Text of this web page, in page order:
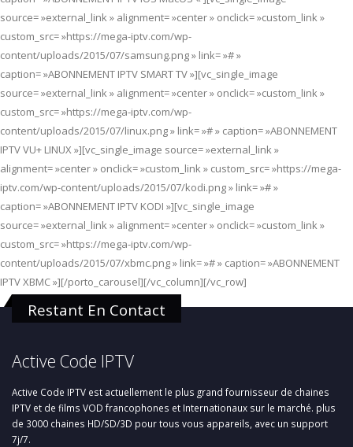
source= »external_link » alignment= »center » onclick= »custom_link »
custom_src= »https://mega-iptv.com/wp-
content/uploads/2015/07/samsung.png » link= »# »
caption= »ABONNEMENT IPTV SMART TV »][vc_single_image
source= »external_link » alignment= »center » onclick= »custom_link »
custom_src= »https://mega-iptv.com/wp-
content/uploads/2015/07/linux.png » link= »# » caption= »ABONNEMENT
IPTV VU+ LINUX »][vc_single_image source= »external_link »
alignment= »center » onclick= »custom_link » custom_src= »https://mega-
iptv.com/wp-content/uploads/2015/07/kodi.png » link= »# »
caption= »ABONNEMENT IPTV KODI »][vc_single_image
source= »external_link » alignment= »center » onclick= »custom_link »
custom_src= »https://mega-iptv.com/wp-
content/uploads/2015/07/xbmc.png » link= »# » caption= »ABONNEMENT
IPTV XBMC »][/porto_carousel][/vc_column][/vc_row]
Restant En Contact
Active Code IPTV
Active Code IPTV est actuellement le plus grand fournisseur de chaines
IPTV et de films VOD francophones et Internationaux sur le marché. plus
de 3000 chaines HD/SD/3D pour tous vous appareils, avec un support
7j/7.